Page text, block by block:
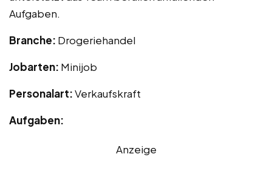
Aufgaben.
Branche: Drogeriehandel
Jobarten: Minijob
Personalart:Verkaufskraft
Aufgaben:
Anzeige